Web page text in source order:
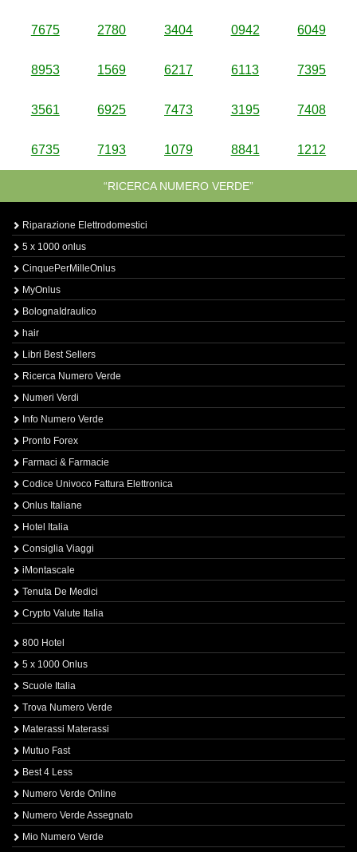
7675 2780 3404 0942 6049
8953 1569 6217 6113 7395
3561 6925 7473 3195 7408
6735 7193 1079 8841 1212
“RICERCA NUMERO VERDE”
Riparazione Elettrodomestici
5 x 1000 onlus
CinquePerMilleOnlus
MyOnlus
BolognaIdraulico
hair
Libri Best Sellers
Ricerca Numero Verde
Numeri Verdi
Info Numero Verde
Pronto Forex
Farmaci & Farmacie
Codice Univoco Fattura Elettronica
Onlus Italiane
Hotel Italia
Consiglia Viaggi
iMontascale
Tenuta De Medici
Crypto Valute Italia
800 Hotel
5 x 1000 Onlus
Scuole Italia
Trova Numero Verde
Materassi Materassi
Mutuo Fast
Best 4 Less
Numero Verde Online
Numero Verde Assegnato
Mio Numero Verde